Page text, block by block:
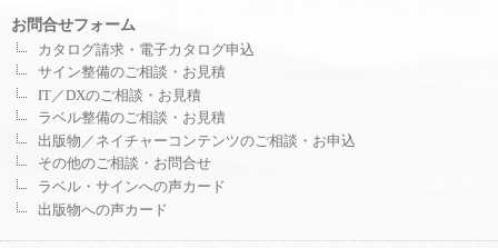
お問合せフォーム
カタログ請求・電子カタログ申込
サイン整備のご相談・お見積
IT／DXのご相談・お見積
ラベル整備のご相談・お見積
出版物／ネイチャーコンテンツのご相談・お申込
その他のご相談・お問合せ
ラベル・サインへの声カード
出版物への声カード